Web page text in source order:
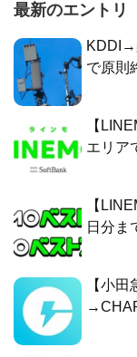
最新のエントリ
KDDI→
で原則
【
エリア
【
日分ま
【小